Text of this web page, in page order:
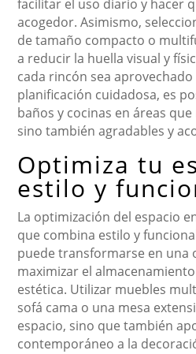
facilitar el uso diario y hacer
acogedor. Asimismo,
de tamaño compacto o
a reducir la huella visual y
cada rincón sea
planificación cuidadosa, es
baños y cocinas en áreas
sino también agradables y
Optimiza tu
estilo y
La optimización del espacio
que combina estilo y
puede transformarse en una
maximizar el
estética. Utilizar muebles
sofá cama o una mesa
espacio, sino que también
contemporáneo a la